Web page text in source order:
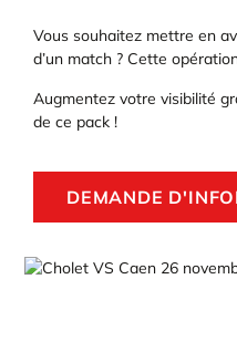
Vous souhaitez mettre en
d’un match ? Cette
Augmentez votre visibilité
de ce pack !
DEMANDE